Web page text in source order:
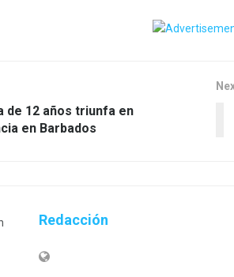
de 12 años triunfa en
en Barbados
Redacción